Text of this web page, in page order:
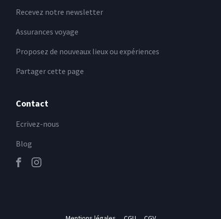
Recevez notre newsletter
Assurances voyage
Proposez de nouveaux lieux ou expériences
Partager cette page
Contact
Ecrivez-nous
Blog